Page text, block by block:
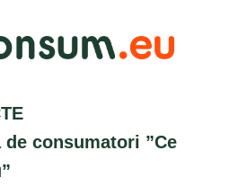
consumatori ”Ce